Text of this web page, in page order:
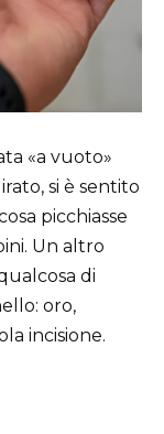
«a vuoto»
si è sentito
picchiasse
Un altro
di
oro,
incisione.